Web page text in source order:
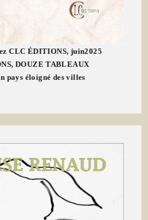
CLC ÉDITIONS, juin2025
DOUZE TABLEAUX
pays éloigné des villes